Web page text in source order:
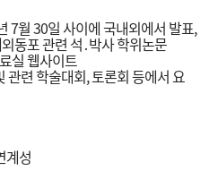
7월 30일 사이에 국내외에서 발표,
동포 관련 석․박사 학위논문
실 웹사이트
련 학술대회, 토론회 등에서 요
계성